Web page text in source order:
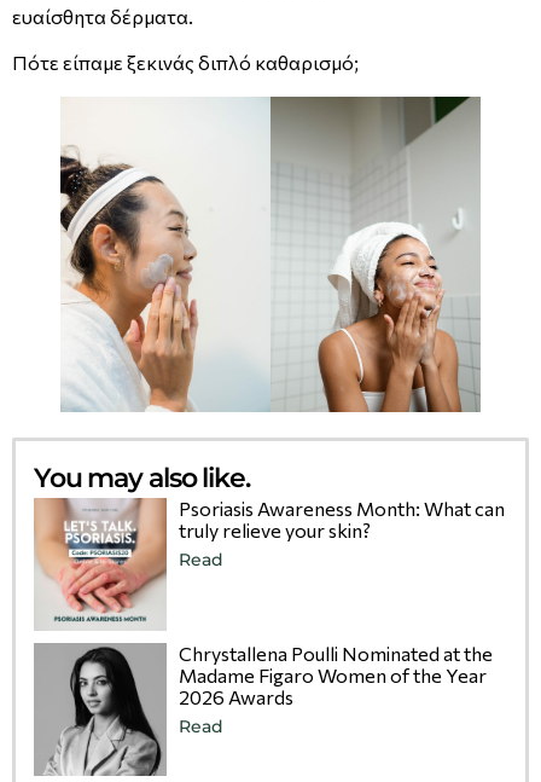
ευαίσθητα δέρματα.
Πότε είπαμε ξεκινάς διπλό καθαρισμό;
You may also like.
Psoriasis Awareness Month: What can
truly relieve your skin?
Read
Chrystallena Poulli Nominated at the
Madame Figaro Women of the Year
2026 Awards
Read